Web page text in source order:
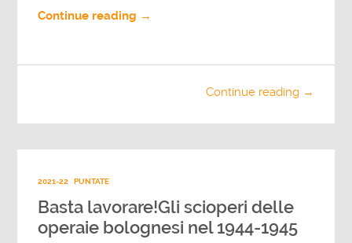
Continue reading →
Continue reading →
2021-22 PUNTATE
Basta lavorare!Gli scioperi delle
operaie bolognesi nel 1944-1945